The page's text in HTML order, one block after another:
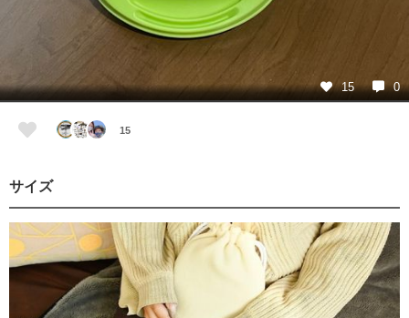
15 0
15
サイズ